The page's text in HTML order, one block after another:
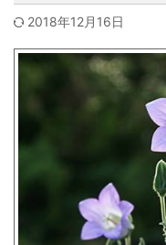
2018年12月16日